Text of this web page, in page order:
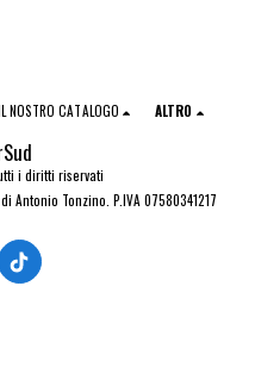
i diritti riservati
Tonzino. P.IVA 07580341217
NOSTRO CATALOGO ALTRO